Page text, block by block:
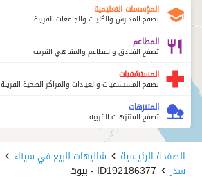
المؤسسات التعليمية
تصفح المدارس والكليات والجامعات القريبة
المطاعم
تصفح الفنادق والمطاعم والمقاهي القريب
المستشفيات
تصفح المستشفيات والعيادات والمراكز الصحية القريبة
المتنزهات
تصفح المتنزهات القريبة
الصفحة الرئيسية شاليهات للبيع في سيناء
سدر ID192186377 - بيوت